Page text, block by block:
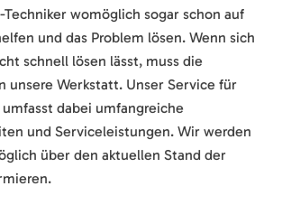
Techniker womöglich sogar schon auf
und das Problem lösen. Wenn sich
schnell lösen lässt, muss die
unsere Werkstatt. Unser Service für
dabei umfangreiche
und Serviceleistungen. Wir werden
über den aktuellen Stand der